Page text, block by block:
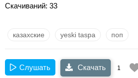
Скачиваний: 33
казахские yeski taspa поп
Слушать Скачать 1